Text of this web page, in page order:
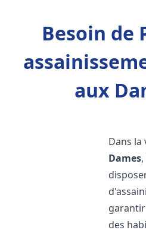
Besoin de
aux
Dans la
Dames
des